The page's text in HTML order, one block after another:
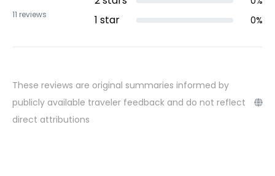
11 reviews 1 star 0%
These reviews are original summaries informed by
publicly available traveler feedback and do not reflect
direct attributions